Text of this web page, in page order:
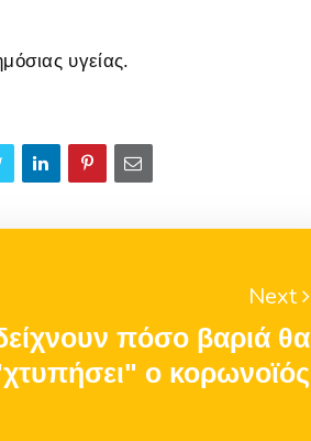
υγείας.
Next
πόσο βαριά θα
ο κορωνοϊός